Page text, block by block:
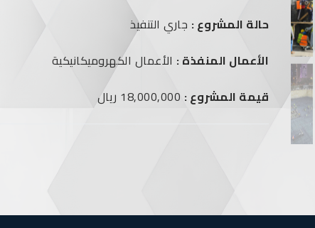
حالة المشروع : جاري التنفيذ
الأعمال المنفذة : الأعمال الكهروميكانيكية
قيمة المشروع :